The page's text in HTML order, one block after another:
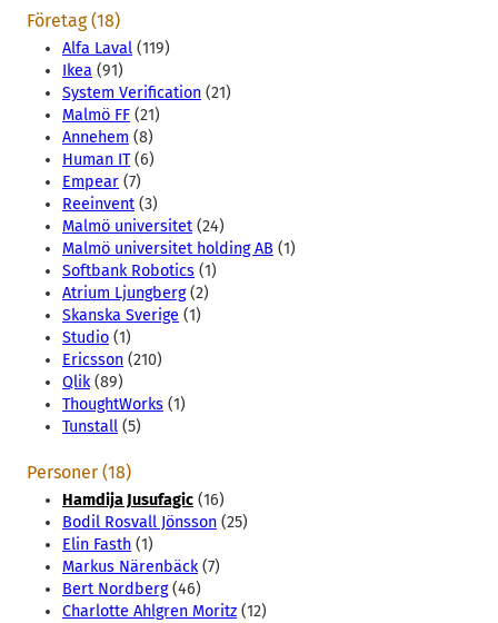
Företag (18)
Alfa Laval (119)
Ikea (91)
System Verification (21)
Malmö FF (21)
Annehem (8)
Human IT(6)
Empear (7)
Reeinvent (3)
Malmö universitet (24)
Malmö universitet holding AB (1)
Softbank Robotics (1)
Atrium Ljungberg(2)
Skanska Sverige (1)
Studio (1)
Ericsson (210)
Qlik(89)
ThoughtWorks (1)
Tunstall (5)
Personer (18)
Hamdija Jusufagic (16)
Bodil Rosvall Jönsson (25)
Elin Fasth (1)
Markus Närenbäck(7)
Bert Nordberg(46)
Charlotte Ahlgren Moritz (12)